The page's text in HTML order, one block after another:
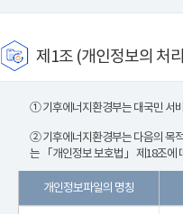
제1조 (개인정보의 처
① 기후에너지환경부는 대국민 서
② 기후에너지환경부는 다음의 목
는 「개인정보 보호법」 제18조에
개인정보파일의 명칭